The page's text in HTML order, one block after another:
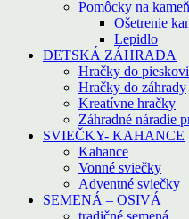
Pomôcky na kameň
Ošetrenie
Lepidlo
DETSKÁ ZÁHRADA
Hračky do
Hračky do záhrady
Kreatívne hračky
Záhradné náradie
SVIEČKY- KAHANCE
Kahance
Vonné sviečky
Adventné sviečky
SEMENÁ – OSIVÁ
tradičné semená